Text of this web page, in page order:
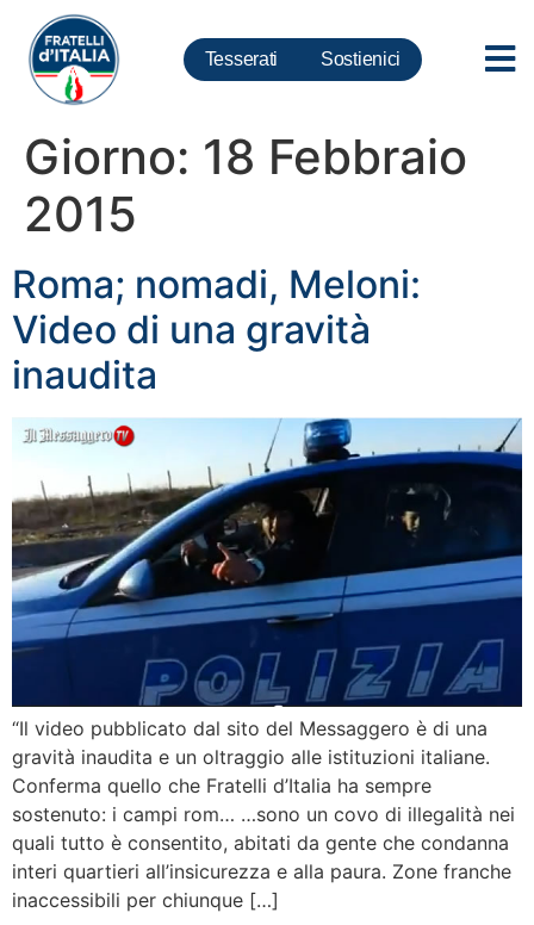
Tesserati Sostienici
Giorno: 18 Febbraio
2015
Roma; nomadi, Meloni:
Video di una gravità
inaudita
“Il video pubblicato dal sito del Messaggero è di una
gravità inaudita e un oltraggio alle istituzioni italiane.
Conferma quello che Fratelli d’Italia ha sempre
sostenuto: i campi rom… …sono un covo di illegalità nei
quali tutto è consentito, abitati da gente che condanna
interi quartieri all’insicurezza e alla paura. Zone franche
inaccessibili per chiunque […]